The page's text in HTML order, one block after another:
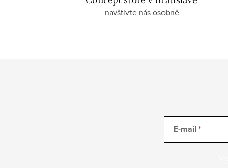
navštivte nás osobně
E-mail